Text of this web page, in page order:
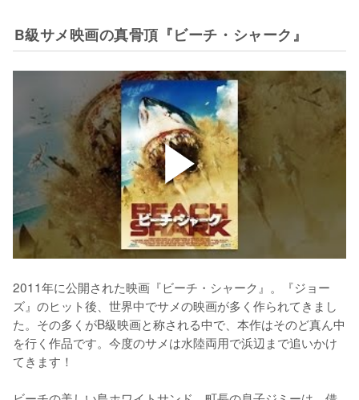
B級サメ映画の真骨頂『ビーチ・シャーク』
2011年に公開された映画『ビーチ・シャーク』。『ジョー
ズ』のヒット後、世界中でサメの映画が多く作られてきまし
た。その多くがB級映画と称される中で、本作はそのど真ん中
を行く作品です。今度のサメは水陸両用で浜辺まで追いかけ
てきます！